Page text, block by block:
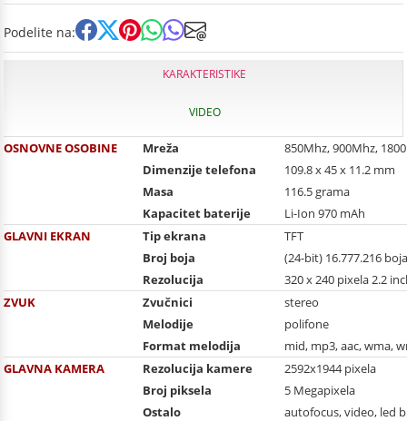
Podelite na:
KARAKTERISTIKE
VIDEO
OSNOVNE OSOBINE Mreža
850Mhz, 900Mhz,
Dimenzije telefona
109.8 x 45 x 11.2 mm
Masa
116.5 grama
Kapacitet baterije
Li-Ion 970 mAh
GLAVNI EKRAN
Tip ekrana
TFT
Broj boja
(24-bit) 16.777.216 boja
Rezolucija
320 x 240 pixela 2.2
ZVUK
Zvučnici
stereo
Melodije
polifone
Format melodija
mid, mp3, aac, wma,
GLAVNA KAMERA
Rezolucija kamere
2592x1944 pixela
Broj piksela
5 Megapixela
Ostalo
autofocus, video, led